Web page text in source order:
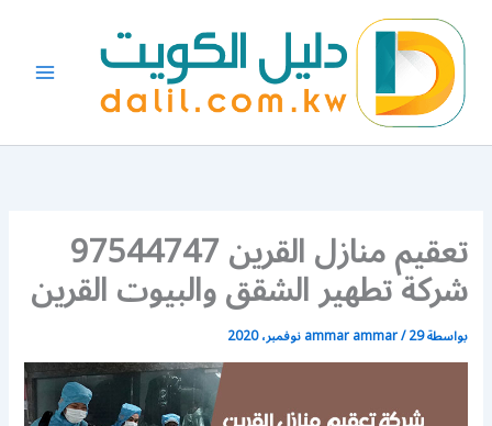
المحتوى
تعقيم منازل القرين 97544747
شركة تطهير الشقق والبيوت القرين
بواسطة ammar ammar/29 نوفمبر، 2020